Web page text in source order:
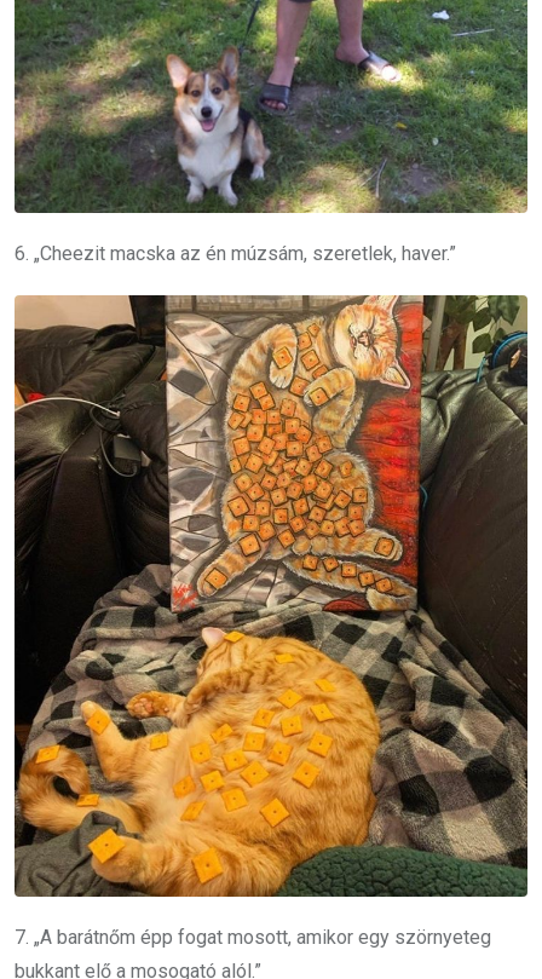
6. „Cheezit macska az én múzsám, szeretlek, haver.”
7. „A barátnőm épp fogat mosott, amikor egy szörnyeteg
bukkant elő a mosogató alól.”